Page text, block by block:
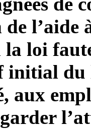
l’aide
la loi
initial du
aux